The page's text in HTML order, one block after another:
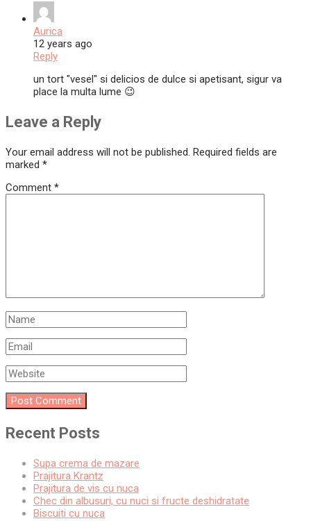
Aurica
12 years ago
Reply
un tort "vesel" si delicios de dulce si apetisant, sigur va
place la multa lume 😉
Leave a Reply
Your email address will not be published. Required fields are
marked *
Comment *
Recent Posts
Supa crema de mazare
Prajitura Krantz
Prajitura de vis cu nuca
Chec din albusuri, cu nuci si fructe deshidratate
Biscuiti cu nuca